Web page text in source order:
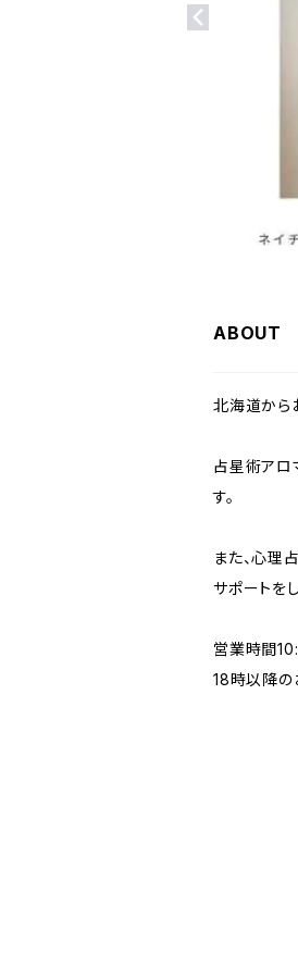
ABOUT
北海道から
占星術アロ
す。
また、心理
サポートを
営業時間
18時以降の